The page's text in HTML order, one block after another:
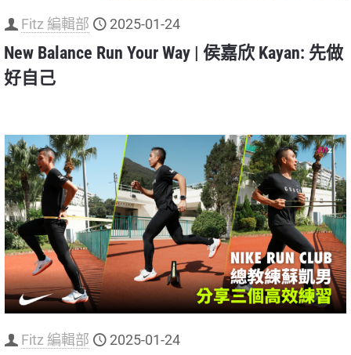
Fitz 編輯部 2025-01-24
New Balance Run Your Way | 侯嘉欣 Kayan: 先做
好自己
Fitz 編輯部 2025-01-24